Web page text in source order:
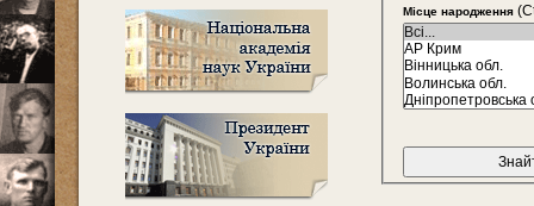
Місце народження